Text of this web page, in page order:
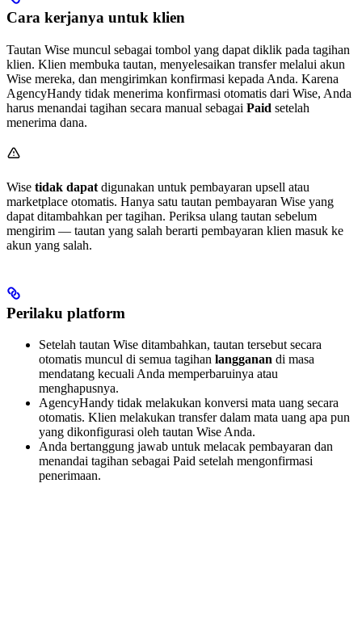
Cara kerjanya untuk klien
Tautan Wise muncul sebagai tombol yang dapat diklik pada tagihan
klien. Klien membuka tautan, menyelesaikan transfer melalui akun
Wise mereka, dan mengirimkan konfirmasi kepada Anda. Karena
AgencyHandy tidak menerima konfirmasi otomatis dari Wise, Anda
harus menandai tagihan secara manual sebagai Paid setelah
menerima dana.
Wise tidak dapat digunakan untuk pembayaran upsell atau
marketplace otomatis. Hanya satu tautan pembayaran Wise yang
dapat ditambahkan per tagihan. Periksa ulang tautan sebelum
mengirim — tautan yang salah berarti pembayaran klien masuk ke
akun yang salah.
Perilaku platform
Setelah tautan Wise ditambahkan, tautan tersebut secara
otomatis muncul di semua tagihan langganan di masa
mendatang kecuali Anda memperbaruinya atau
menghapusnya.
AgencyHandy tidak melakukan konversi mata uang secara
otomatis. Klien melakukan transfer dalam mata uang apa pun
yang dikonfigurasi oleh tautan Wise Anda.
Anda bertanggung jawab untuk melacak pembayaran dan
menandai tagihan sebagai Paid setelah mengonfirmasi
penerimaan.